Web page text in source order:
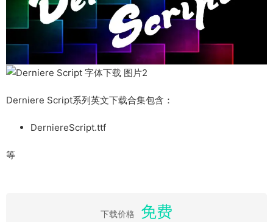
Derniere Script系列英文下载合集包含：
DerniereScript.ttf
等
下载价格 免费